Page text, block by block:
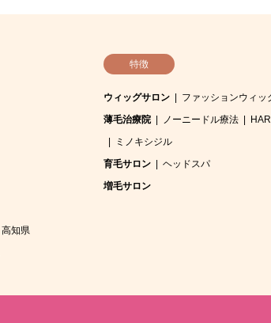
高知県
特徴
ウィッグサロン
ファッションウィッ
薄毛治療院
ノーニードル療法
ミノキシジル
育毛サロン
ヘッドスパ
増毛サロン